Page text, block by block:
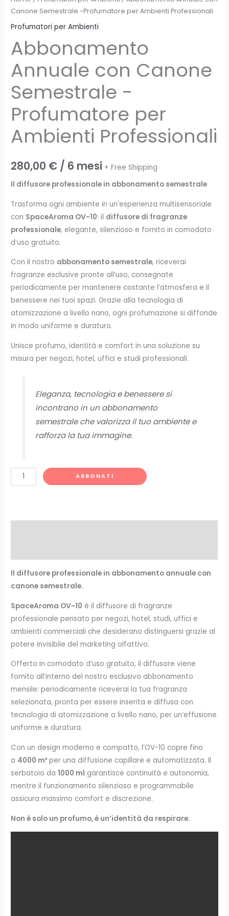
Canone Semestrale -Profumatore per Ambienti Professionali
Profumatori per Ambienti
Abbonamento
Annuale con Canone
Semestrale -
Profumatore per
Ambienti Professionali
280,00 € / 6 mesi + Free Shipping
Il diffusore professionale in abbonamento semestrale
Trasforma ogni ambiente in un’esperienza multisensoriale
con SpaceAroma OV-10: il diffusore di fragranze
professionale, elegante, silenzioso e fornito in comodato
d’uso gratuito.
Con il nostro abbonamento semestrale, riceverai
fragranze esclusive pronte all’uso, consegnate
periodicamente per mantenere costante l’atmosfera e il
benessere nei tuoi spazi. Grazie alla tecnologia di
atomizzazione a livello nano, ogni profumazione si diffonde
in modo uniforme e duraturo.
Unisce profumo, identità e comfort in una soluzione su
misura per negozi, hotel, uffici e studi professionali.
Eleganza, tecnologia e benessere si
incontrano in un abbonamento
semestrale che valorizza il tuo ambiente e
rafforza la tua immagine.
ABBONATI
Il diffusore professionale in abbonamento annuale con
canone semestrale.
SpaceAroma OV-10 è il diffusore di fragranze
professionale pensato per negozi, hotel, studi, uffici e
ambienti commerciali che desiderano distinguersi grazie al
potere invisibile del marketing olfattivo.
Offerto in comodato d’uso gratuito, il diffusore viene
fornito all’interno del nostro esclusivo abbonamento
mensile: periodicamente riceverai la tua fragranza
selezionata, pronta per essere inserita e diffusa con
tecnologia di atomizzazione a livello nano, per un’effusione
uniforme e duratura.
Con un design moderno e compatto, l’OV-10 copre fino
a 4000 m³per una diffusione capillare e automatizzata. Il
serbatoio da1000 ml garantisce continuità e autonomia,
mentre il funzionamento silenzioso e programmabile
assicura massimo comfort e discrezione.
Non è solo un profumo, è un’identità da respirare.